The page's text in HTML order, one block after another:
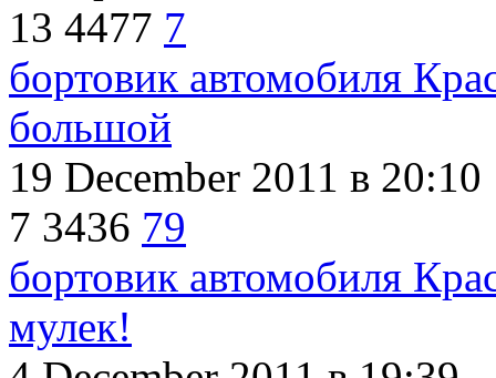
13 4477 7
бортовик автомобиля
большой
19 December 2011 в 20:10
7 3436 79
бортовик автомобиля
мулек!